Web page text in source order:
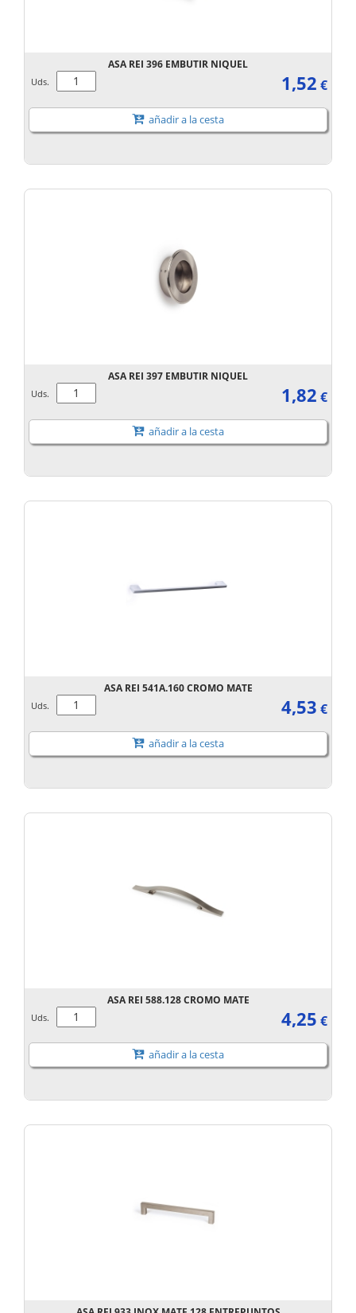
ASA REI 396 EMBUTIR NIQUEL
Uds. 1,52 €
añadir a la cesta
ASA REI 397 EMBUTIR NIQUEL
Uds. 1,82 €
añadir a la cesta
ASA REI 541A.160 CROMO MATE
Uds. 4,53 €
añadir a la cesta
ASA REI 588.128 CROMO MATE
Uds. 4,25 €
añadir a la cesta